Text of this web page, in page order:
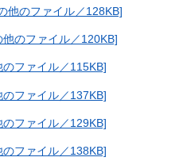
のファイル／128KB]
のファイル／120KB]
ファイル／115KB]
ファイル／137KB]
ファイル／129KB]
ファイル／138KB]